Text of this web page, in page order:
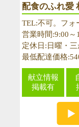
配食のふれ愛
TEL:不可。フォ
営業時間:9:00～
定休日:日曜・三
最低配達価格
献立情報
掲載有